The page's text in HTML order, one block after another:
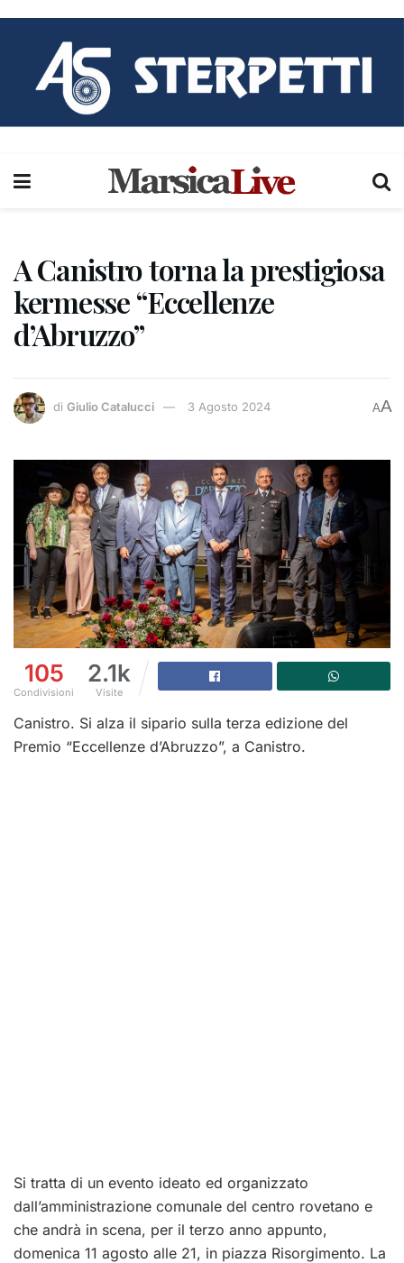
A Canistro torna la prestigiosa
kermesse “Eccellenze
d’Abruzzo”
di Giulio Catalucci 3 Agosto 2024 AA
105
Condivisioni
2.1k
Visite
Canistro. Si alza il sipario sulla terza edizione del
Premio “Eccellenze d’Abruzzo”, a Canistro.
Si tratta di un evento ideato ed organizzato
dall’amministrazione comunale del centro rovetano e
che andrà in scena, per il terzo anno appunto,
domenica 11 agosto alle 21, in piazza Risorgimento. La